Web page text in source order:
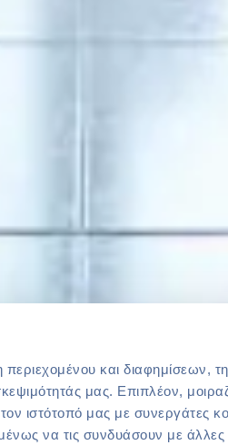
και διαφημίσεων,
μας. Επιπλέον,
ιστότοπό μας με συνεργάτες
να τις συνδυάσουν με